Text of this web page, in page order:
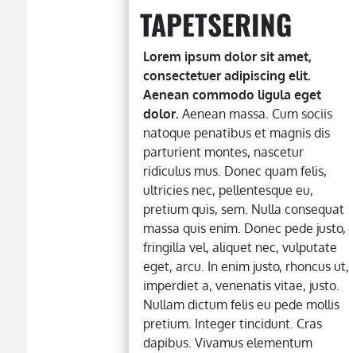
TAPETSERING
Lorem ipsum dolor sit amet,
consectetuer adipiscing elit.
Aenean commodo ligula eget
dolor. Aenean massa. Cum sociis
natoque penatibus et magnis dis
parturient montes, nascetur
ridiculus mus. Donec quam felis,
ultricies nec, pellentesque eu,
pretium quis, sem. Nulla consequat
massa quis enim. Donec pede justo,
fringilla vel, aliquet nec, vulputate
eget, arcu. In enim justo, rhoncus ut,
imperdiet a, venenatis vitae, justo.
Nullam dictum felis eu pede mollis
pretium. Integer tincidunt. Cras
dapibus. Vivamus elementum